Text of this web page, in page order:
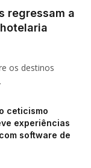
regressam a
os destinos
ceticismo
experiências
software de